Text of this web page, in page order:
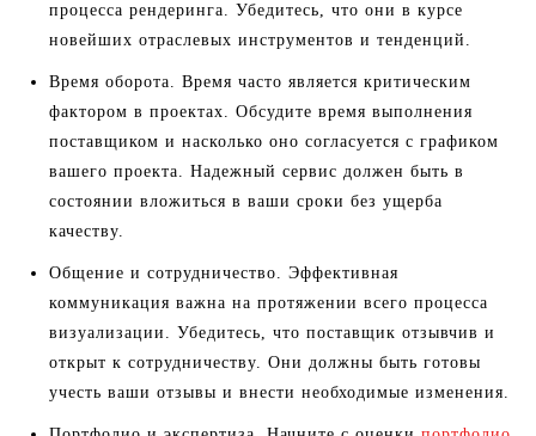
процесса рендеринга. Убедитесь, что они в курсе
новейших отраслевых инструментов и тенденций.
Время оборота. Время часто является критическим
фактором в проектах. Обсудите время выполнения
поставщиком и насколько оно согласуется с графиком
вашего проекта. Надежный сервис должен быть в
состоянии вложиться в ваши сроки без ущерба
качеству.
Общение и сотрудничество. Эффективная
коммуникация важна на протяжении всего процесса
визуализации. Убедитесь, что поставщик отзывчив и
открыт к сотрудничеству. Они должны быть готовы
учесть ваши отзывы и внести необходимые изменения.